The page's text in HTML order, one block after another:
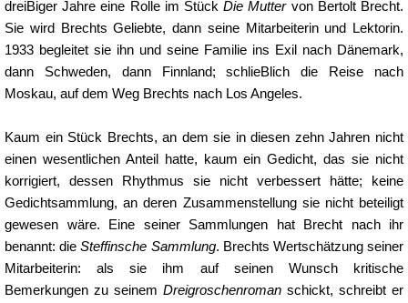
dreiBiger Jahre eine Rolle im StückDie Muttervon Bertolt Brecht.
Sie wird Brechts Geliebte, dann seine Mitarbeiterin und Lektorin.
1933 begleitet sie ihn und seine Familie ins Exil nach Dänemark,
dann Schweden, dann Finnland; schlieBlich die Reise nach
Moskau, auf dem Weg Brechts nach Los Angeles.
Kaum ein Stück Brechts, an dem sie in diesen zehn Jahren nicht
einen wesentlichen Anteil hatte, kaum ein Gedicht, das sie nicht
korrigiert, dessen Rhythmus sie nicht verbessert hätte; keine
Gedichtsammlung, an deren Zusammenstellung sie nicht beteiligt
gewesen wäre. Eine seiner Sammlungen hat Brecht nach ihr
benannt: dieSteffinsche Sammlung. Brechts Wertschätzung seiner
Mitarbeiterin: als sie ihm auf seinen Wunsch kritische
Bemerkungen zu seinem Dreigroschenroman schickt, schreibt er